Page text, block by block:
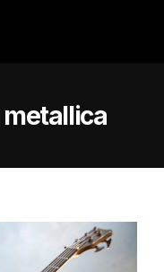
metallica